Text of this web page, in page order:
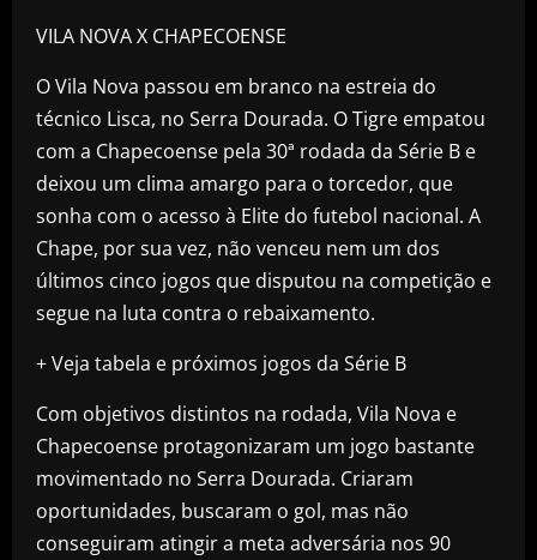
VILA NOVA X CHAPECOENSE
O Vila Nova passou em branco na estreia do
técnico Lisca, no Serra Dourada. O Tigre empatou
com a Chapecoense pela 30ª rodada da Série B e
deixou um clima amargo para o torcedor, que
sonha com o acesso à Elite do futebol nacional. A
Chape, por sua vez, não venceu nem um dos
últimos cinco jogos que disputou na competição e
segue na luta contra o rebaixamento.
+ Veja tabela e próximos jogos da Série B
Com objetivos distintos na rodada, Vila Nova e
Chapecoense protagonizaram um jogo bastante
movimentado no Serra Dourada. Criaram
oportunidades, buscaram o gol, mas não
conseguiram atingir a meta adversária nos 90